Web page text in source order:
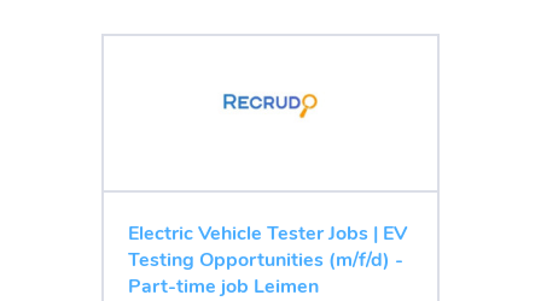
Electric Vehicle Tester Jobs | EV
Testing Opportunities (m/f/d) -
Part-time job Leimen